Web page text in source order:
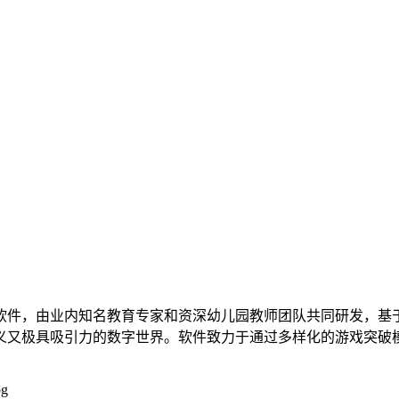
件，由业内知名教育专家和资深幼儿园教师团队共同研发，
极具吸引力的数字世界。软件致力于通过多样化的游戏突